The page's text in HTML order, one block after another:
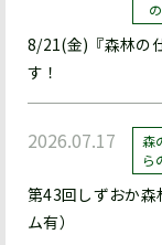
8/21(金)『森林の
す！
2026.07.17
森
ら
第43回しずおか森
ム有）